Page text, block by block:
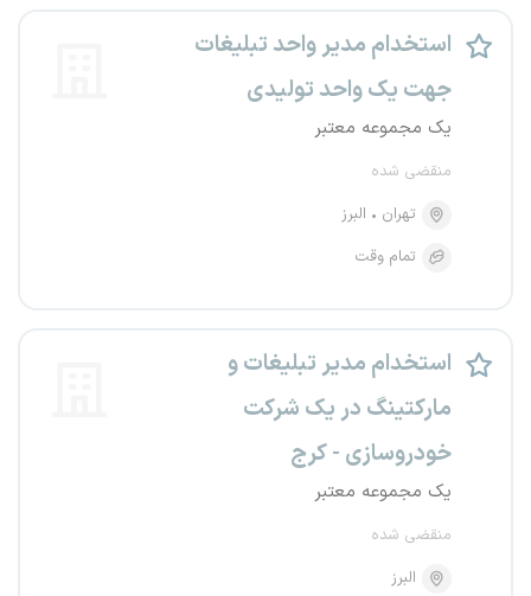
استخدام مدیر واحد تبلیغات
جهت یک واحد تولیدی
یک مجموعه معتبر
منقضی شده
تهران
البرز
تمام وقت
استخدام مدیر تبلیغات و
مارکتینگ در یک شرکت
خودروسازی - کرج
یک مجموعه معتبر
منقضی شده
البرز